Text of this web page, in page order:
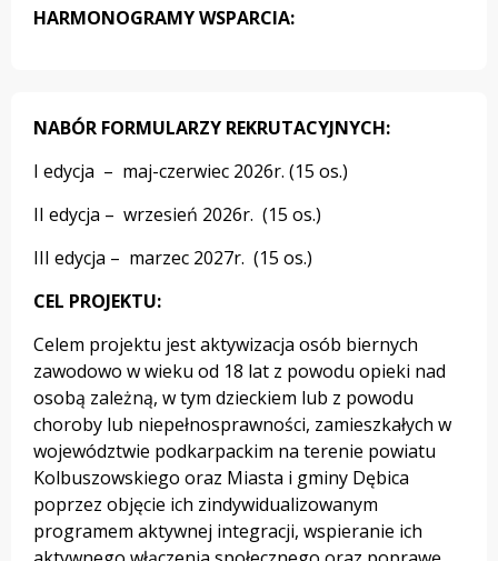
HARMONOGRAMY WSPARCIA:
NABÓR FORMULARZY REKRUTACYJNYCH:
I edycja – maj-czerwiec 2026r. (15 os.)
II edycja – wrzesień 2026r. (15 os.)
III edycja – marzec 2027r. (15 os.)
CEL PROJEKTU:
Celem projektu jest aktywizacja osób biernych
zawodowo w wieku od 18 lat z powodu opieki nad
osobą zależną, w tym dzieckiem lub z powodu
choroby lub niepełnosprawności, zamieszkałych w
województwie podkarpackim na terenie powiatu
Kolbuszowskiego oraz Miasta i gminy Dębica
poprzez objęcie ich zindywidualizowanym
programem aktywnej integracji, wspieranie ich